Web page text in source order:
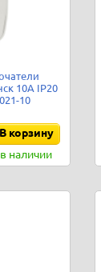
10А IP20
10
В корзину
в наличии